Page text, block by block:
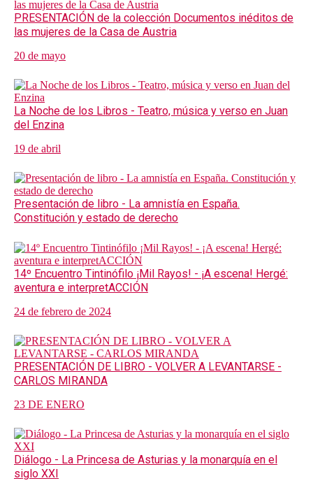
PRESENTACIÓN de la colección Documentos inéditos de
las mujeres de la Casa de Austria
20 de mayo
La Noche de los Libros - Teatro, música y verso en Juan
del Enzina
19 de abril
Presentación de libro - La amnistía en España.
Constitución y estado de derecho
14º Encuentro Tintinófilo ¡Mil Rayos! - ¡A escena! Hergé:
aventura e interpretACCIÓN
24 de febrero de 2024
PRESENTACIÓN DE LIBRO - VOLVER A LEVANTARSE -
CARLOS MIRANDA
23 DE ENERO
Diálogo - La Princesa de Asturias y la monarquía en el
siglo XXI